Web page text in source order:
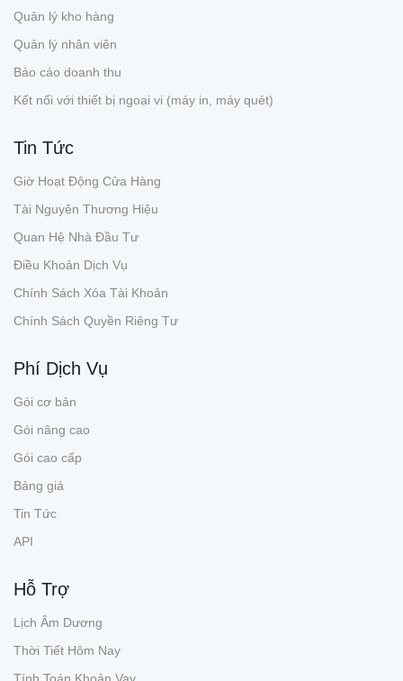
Quản lý kho hàng
Quản lý nhân viên
Báo cáo doanh thu
Kết nối với thiết bị ngoại vi (máy in, máy quét)
Tin Tức
Giờ Hoạt Động Cửa Hàng
Tài Nguyên Thương Hiệu
Quan Hệ Nhà Đầu Tư
Điều Khoản Dịch Vụ
Chính Sách Xóa Tài Khoản
Chính Sách Quyền Riêng Tư
Phí Dịch Vụ
Gói cơ bản
Gói nâng cao
Gói cao cấp
Bảng giá
Tin Tức
API
Hỗ Trợ
Lịch Âm Dương
Thời Tiết Hôm Nay